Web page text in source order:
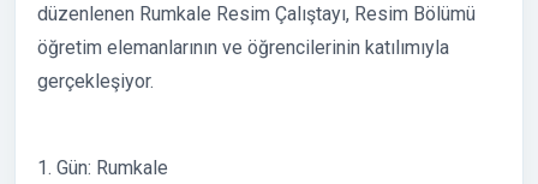
düzenlenen Rumkale Resim Çalıştayı, Resim Bölümü
öğretim elemanlarının ve öğrencilerinin katılımıyla
gerçekleşiyor.
1. Gün: Rumkale